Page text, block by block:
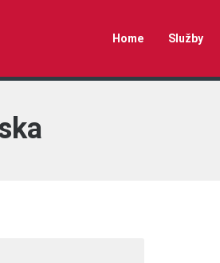
Home Služby